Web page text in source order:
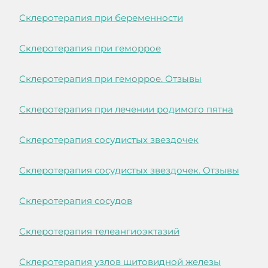
Склеротерапия при беременности
Склеротерапия при геморрое
Склеротерапия при геморрое. Отзывы
Склеротерапия при лечении родимого пятна
Склеротерапия сосудистых звездочек
Склеротерапия сосудистых звездочек. Отзывы
Склеротерапия сосудов
Склеротерапия телеангиоэктазий
Склеротерапия узлов щитовидной железы